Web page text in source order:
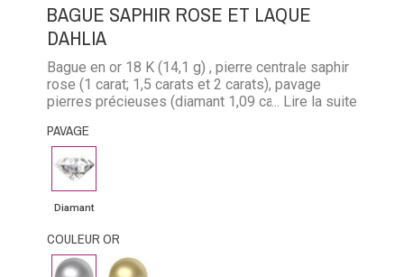
BAGUE SAPHIR ROSE ET LAQUE
DAHLIA
Bague en or 18 K (14,1 g) , pierre centrale saphir
rose (1 carat; 1,5 carats et 2 carats), pavage
pierres précieuses (diamant 1,09 carats ou rubis
bleu 1,23 carats ou saphir rose 1,23 carats).
Possibilité de 23 couleurs de laque
... Lire la suite
PAVAGE
Diamant
Diamant
COULEUR OR
Or
Or